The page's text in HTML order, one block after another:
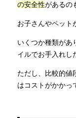
の安全性があるの
お子さんやペット
いくつか種類があ
イルでお手入れし
ただし、比較的値
はコストがかかっ